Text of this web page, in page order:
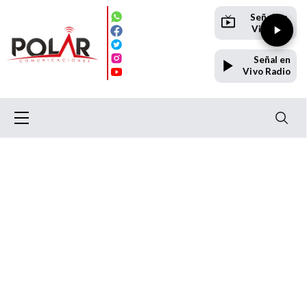
Señal en
Vivo TV
Señal en
Vivo Radio